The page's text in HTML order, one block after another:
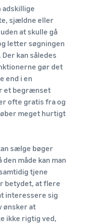
fra
på
adskillige
sjældne eller
at skulle gå
letter søgningen
kan således
gør det
end i en
et begrænset
ofte gratis fra og
meget hurtigt
sælge bøger
måde kan man
tjene
betydet, at flere
interessere sig
ønsker at
ikke rigtig ved,